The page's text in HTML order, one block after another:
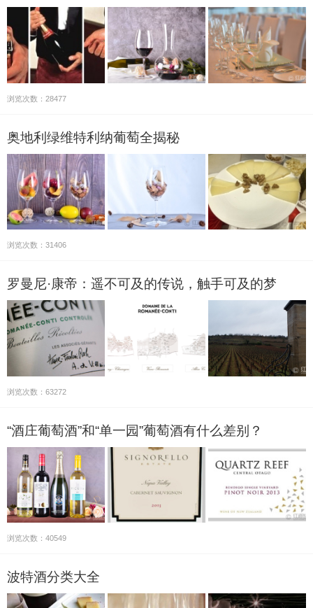
浏览次数：28477
奥地利绿维特利纳葡萄全揭秘
浏览次数：31406
罗曼尼·康帝：遥不可及的传说，触手可及的梦
浏览次数：63272
“酒庄葡萄酒”和“单一园”葡萄酒有什么差别？
浏览次数：40549
波特酒分类大全